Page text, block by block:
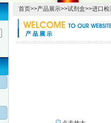
首页>>产品展示>>试剂盒>>进口检